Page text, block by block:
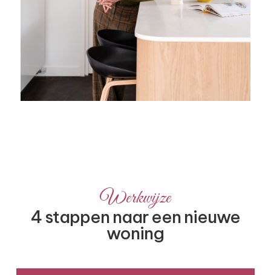
Werkwijze
4 stappen naar een nieuwe
woning